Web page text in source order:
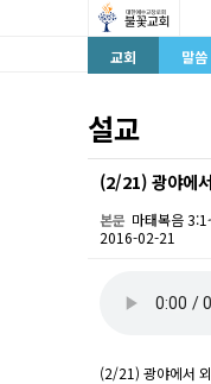
교회
말씀
설교
(2/21) 광야에
본문 마태복음
2016-02-21
(2/21) 광야에서